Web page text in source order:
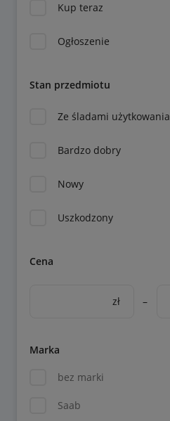
Kup teraz
Ogłoszenie
Stan przedmiotu
Ze śladami użytkowania
Bardzo dobry
Nowy
Uszkodzony
Cena
zł –
Marka
bez marki
Saab